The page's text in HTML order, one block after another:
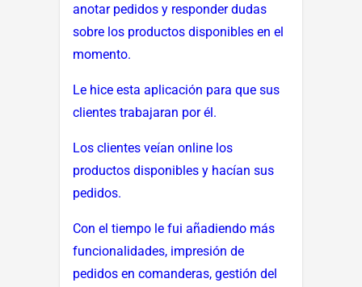
anotar pedidos y responder dudas
sobre los productos disponibles en el
momento.
Le hice esta aplicación para que sus
clientes trabajaran por él.
Los clientes veían online los
productos disponibles y hacían sus
pedidos.
Con el tiempo le fui añadiendo más
funcionalidades, impresión de
pedidos en comanderas, gestión del